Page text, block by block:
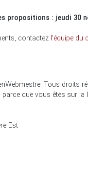
propositions : jeudi 30
contactez l’équipe du
Tous droits
que vous êtes sur
Est